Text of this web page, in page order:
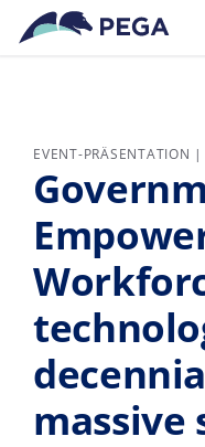
Zum Hauptinhalt
EVENT-PRÄSENTATION
massive